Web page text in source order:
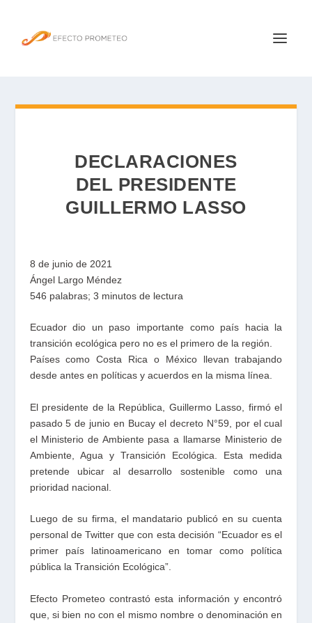
DECLARACIONES
DEL PRESIDENTE
GUILLERMO LASSO
8 de junio de 2021
Ángel Largo Méndez
546 palabras; 3 minutos de lectura
Ecuador dio un paso importante como país hacia la
transición ecológica pero no es el primero de la región.
Países como Costa Rica o México llevan trabajando
desde antes en políticas y acuerdos en la misma línea.
El presidente de la República, Guillermo Lasso, firmó el
pasado 5 de junio en Bucay el decreto N°59, por el cual
el Ministerio de Ambiente pasa a llamarse Ministerio de
Ambiente, Agua y Transición Ecológica. Esta medida
pretende ubicar al desarrollo sostenible como una
prioridad nacional.
Luego de su firma, el mandatario publicó en su cuenta
personal de Twitter que con esta decisión “Ecuador es el
primer país latinoamericano en tomar como política
pública la Transición Ecológica”.
Efecto Prometeo contrastó esta información y encontró
que, si bien no con el mismo nombre o denominación en